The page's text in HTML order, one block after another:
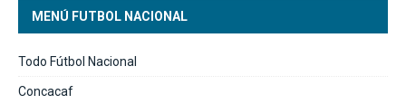
MENÚ FUTBOL NACIONAL
Todo Fútbol Nacional
Concacaf